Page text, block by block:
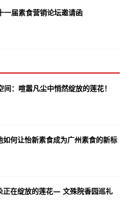
届素食营销论坛邀请函
：喧嚣凡尘中悄然绽放的莲花！
如何让怡新素食成为广州素食的新标
正在绽放的莲花— 文殊院香园巡礼